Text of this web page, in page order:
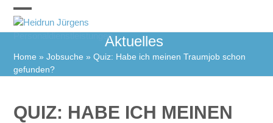
Skip
contentOpen
menu
Close
menu
Aktuelles
Home »Jobsuche »Quiz: Habe ich meinen Traumjob schon
gefunden?
QUIZ: HABE ICH MEINEN